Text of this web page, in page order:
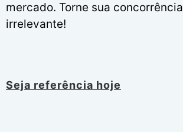
mercado. Torne sua concorrência
irrelevante!
Seja referência hoje